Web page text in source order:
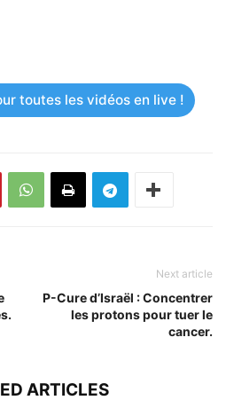
toutes les vidéos en live !
Next article
P-Cure d’Israël : Concentrer
les protons pour tuer le
cancer.
ARTICLES